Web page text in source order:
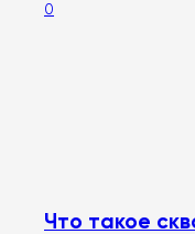
0
Что такое